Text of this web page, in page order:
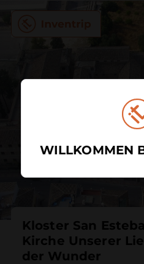
Kloster San
Kirche Unserer
der Wunder
WILLKOMMEN